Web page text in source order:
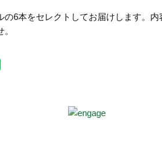
6本をセレクトしてお届けします。